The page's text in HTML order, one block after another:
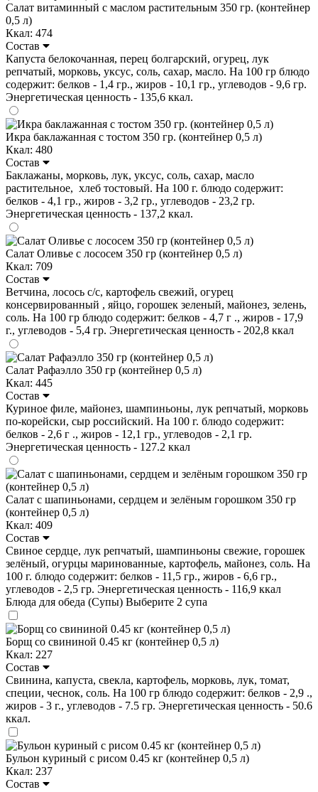
Салат витаминный с маслом растительным 350 гр. (контейнер
0,5 л)
Ккал: 474
Состав
Капуста белокочанная, перец болгарский, огурец, лук
репчатый, морковь, уксус, соль, сахар, масло. На 100 гр блюдо
содержит: белков - 1,4 гр., жиров - 10,1 гр., углеводов - 9,6 гр.
Энергетическая ценность - 135,6 ккал.
Икра баклажанная с тостом 350 гр. (контейнер 0,5 л)
Ккал: 480
Состав
Баклажаны, морковь, лук, уксус, соль, сахар, масло
растительное, хлеб тостовый. На 100 г. блюдо содержит:
белков - 4,1 гр., жиров - 3,2 гр., углеводов - 23,2 гр.
Энергетическая ценность - 137,2 ккал.
Салат Оливье с лососем 350 гр (контейнер 0,5 л)
Ккал: 709
Состав
Ветчина, лосось с/с, картофель свежий, огурец
консервированный , яйцо, горошек зеленый, майонез, зелень,
соль. На 100 гр блюдо содержит: белков - 4,7 г ., жиров - 17,9
г., углеводов - 5,4 гр. Энергетическая ценность - 202,8 ккал
Салат Рафаэлло 350 гр (контейнер 0,5 л)
Ккал: 445
Состав
Куриное филе, майонез, шампиньоны, лук репчатый, морковь
по-корейски, сыр российский. На 100 г. блюдо содержит:
белков - 2,6 г ., жиров - 12,1 гр., углеводов - 2,1 гр.
Энергетическая ценность - 127.2 ккал
Салат с шапиньонами, сердцем и зелёным горошком 350 гр
(контейнер 0,5 л)
Ккал: 409
Состав
Свиное сердце, лук репчатый, шампиньоны свежие, горошек
зелёный, огурцы маринованные, картофель, майонез, соль. На
100 г. блюдо содержит: белков - 11,5 гр., жиров - 6,6 гр.,
углеводов - 2,5 гр. Энергетическая ценность - 116,9 ккал
Блюда для обеда (Супы) Выберите 2 супа
Борщ со свининой 0.45 кг (контейнер 0,5 л)
Ккал: 227
Состав
Свинина, капуста, свекла, картофель, морковь, лук, томат,
специи, чеснок, соль. На 100 гр блюдо содержит: белков - 2,9 .,
жиров - 3 г., углеводов - 7.5 гр. Энергетическая ценность - 50.6
ккал.
Бульон куриный с рисом 0.45 кг (контейнер 0,5 л)
Ккал: 237
Состав